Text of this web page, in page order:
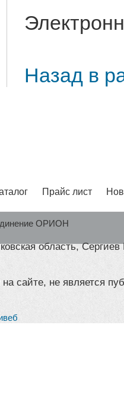
Назад в
Прайс лист
ОРИОН
область,
сайте, не является